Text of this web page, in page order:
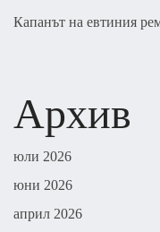
Капанът на евтиния
Архив
юли 2026
юни 2026
април 2026